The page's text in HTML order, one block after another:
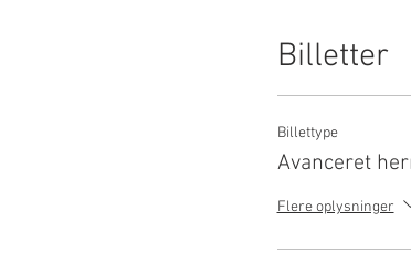
Billetter
Billettype
Avanceret
Flere oplysninger